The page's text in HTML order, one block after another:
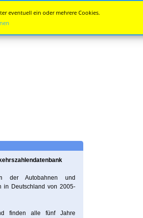
der Autobahnen und
in Deutschland von 2005-
finden alle fünf Jahre
eventuell ein oder mehrere Cookies.